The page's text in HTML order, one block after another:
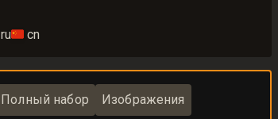
ru🇨🇳 cn
Полный набор Изображения